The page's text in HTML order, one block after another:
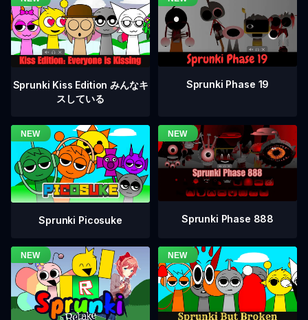
Sprunki Kiss Edition みんなキ
スしている
Sprunki Phase 19
Sprunki Picosuke Sprunki Phase 888